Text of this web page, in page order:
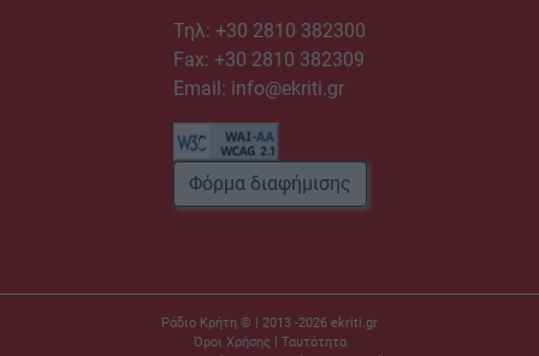
Τηλ: +30 2810 382300
Fax: +30 2810 382309
Email: info@ekriti.gr
Φόρμα διαφήμισης
Ράδιο Κρήτη © | 2013 -2026 ekriti.gr
Όροι Χρήσης
Ταυτότητα